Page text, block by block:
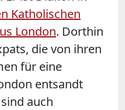
Katholischen
London. Dorthin
die von ihren
für eine
entsandt
auch